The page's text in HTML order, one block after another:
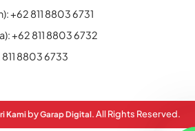
+62 811 8803 6731
+62 811 8803 6732
8803 6733
Kami byGarap Digital. All Rights Reserved.